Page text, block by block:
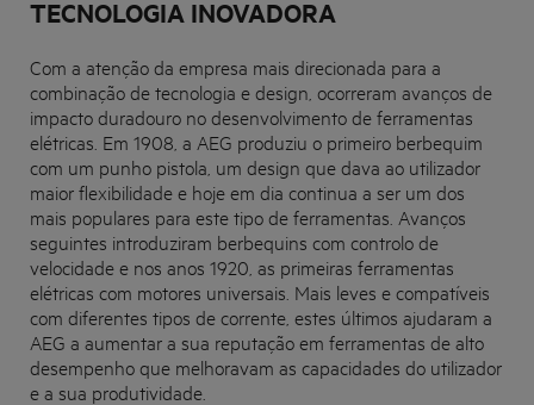
TECNOLOGIA INOVADORA
Com a atenção da empresa mais direcionada para a
combinação de tecnologia e design, ocorreram avanços de
impacto duradouro no desenvolvimento de ferramentas
elétricas. Em 1908, a AEG produziu o primeiro berbequim
com um punho pistola, um design que dava ao utilizador
maior flexibilidade e hoje em dia continua a ser um dos
mais populares para este tipo de ferramentas. Avanços
seguintes introduziram berbequins com controlo de
velocidade e nos anos 1920, as primeiras ferramentas
elétricas com motores universais. Mais leves e compatíveis
com diferentes tipos de corrente, estes últimos ajudaram a
AEG a aumentar a sua reputação em ferramentas de alto
desempenho que melhoravam as capacidades do utilizador
e a sua produtividade.